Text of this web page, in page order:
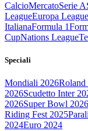
CalcioMercatoSerie A
LeagueEuropa League
ItalianaFormula 1
CupNations League
Speciali
Mondiali 2026Roland
2026Scudetto Inter
2026Super Bowl 2026
Riding Fest 2025
2024Euro 2024